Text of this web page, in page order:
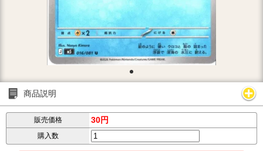
商品説明
販売価格 30円
購入数